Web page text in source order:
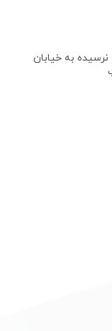
به خیابان